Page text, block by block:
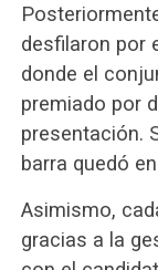
desfilaron por
donde el
premiado por
presentación.
barra quedó
Asimismo,
gracias a la